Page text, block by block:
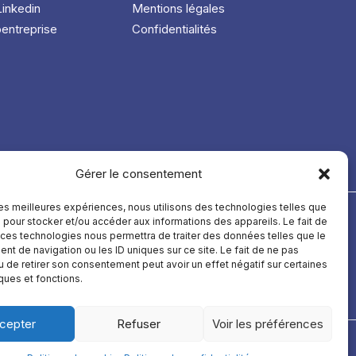
Gérer le consentement
meilleures expériences, nous utilisons des technologies telles que
stocker et/ou accéder aux informations des appareils. Le fait de
technologies nous permettra de traiter des données telles que le
de navigation ou les ID uniques sur ce site. Le fait de ne pas
de retirer son consentement peut avoir un effet négatif sur certaines
et fonctions.
Refuser Voir les préférences
Mentions légales
Confidentialités
Logiciels français formation
-Logiciels français RH
français web
TikTokInstagram